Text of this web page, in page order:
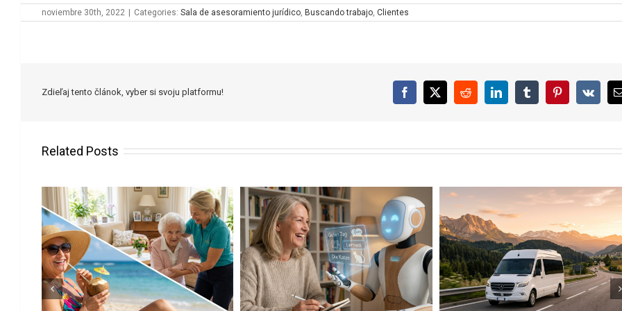
noviembre 30th, 2022 Categories: Sala de asesoramiento jurídico, Buscando trabajo, Clientes
Zdieľaj tento článok, vyber si svoju platformu! Facebook
X RedditLinkedInTumblrPinterest
Vk
Related Posts